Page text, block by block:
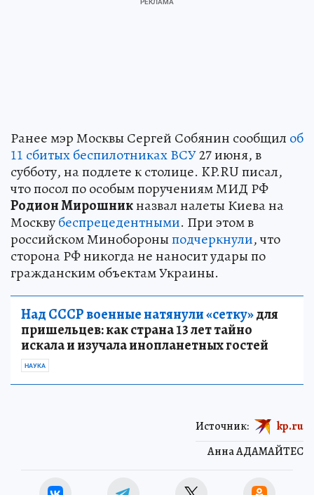
Ранее мэр Москвы Сергей Собянин сообщил об
11 сбитых беспилотниках ВСУ27 июня, в
субботу, на подлете к столице. KP.RU писал,
что посол по особым поручениям МИД РФ
Родион Мирошникназвал налеты Киева на
Москвубеспрецедентными. При этом в
российском Минобороныподчеркнули, что
сторона РФ никогда не наносит удары по
гражданским объектам Украины.
Над СССР военные натянули «сетку»для
пришельцев: как страна 13 лет тайно
искала и изучала инопланетных гостей
НАУКА
Анна АДАМАЙТЕС
Источник: kp.ru